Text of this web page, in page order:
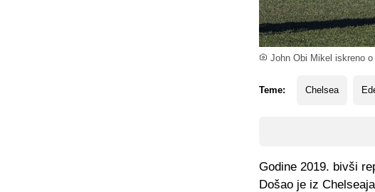
John Obi Mikel iskreno o
Teme: Chelsea
Godine 2019. bivši
Došao je iz